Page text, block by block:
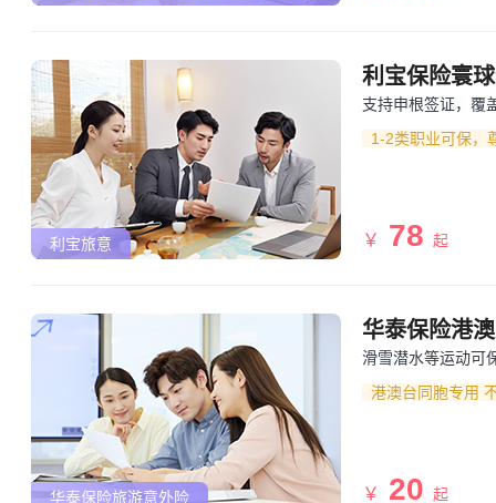
利宝旅意
利宝保险寰
支持申根签证，覆
1-2类职业可保，
￥ 78 起
华泰保险旅游意外险
华泰保险港
滑雪潜水等运动可
港澳台同胞专用
￥ 20 起